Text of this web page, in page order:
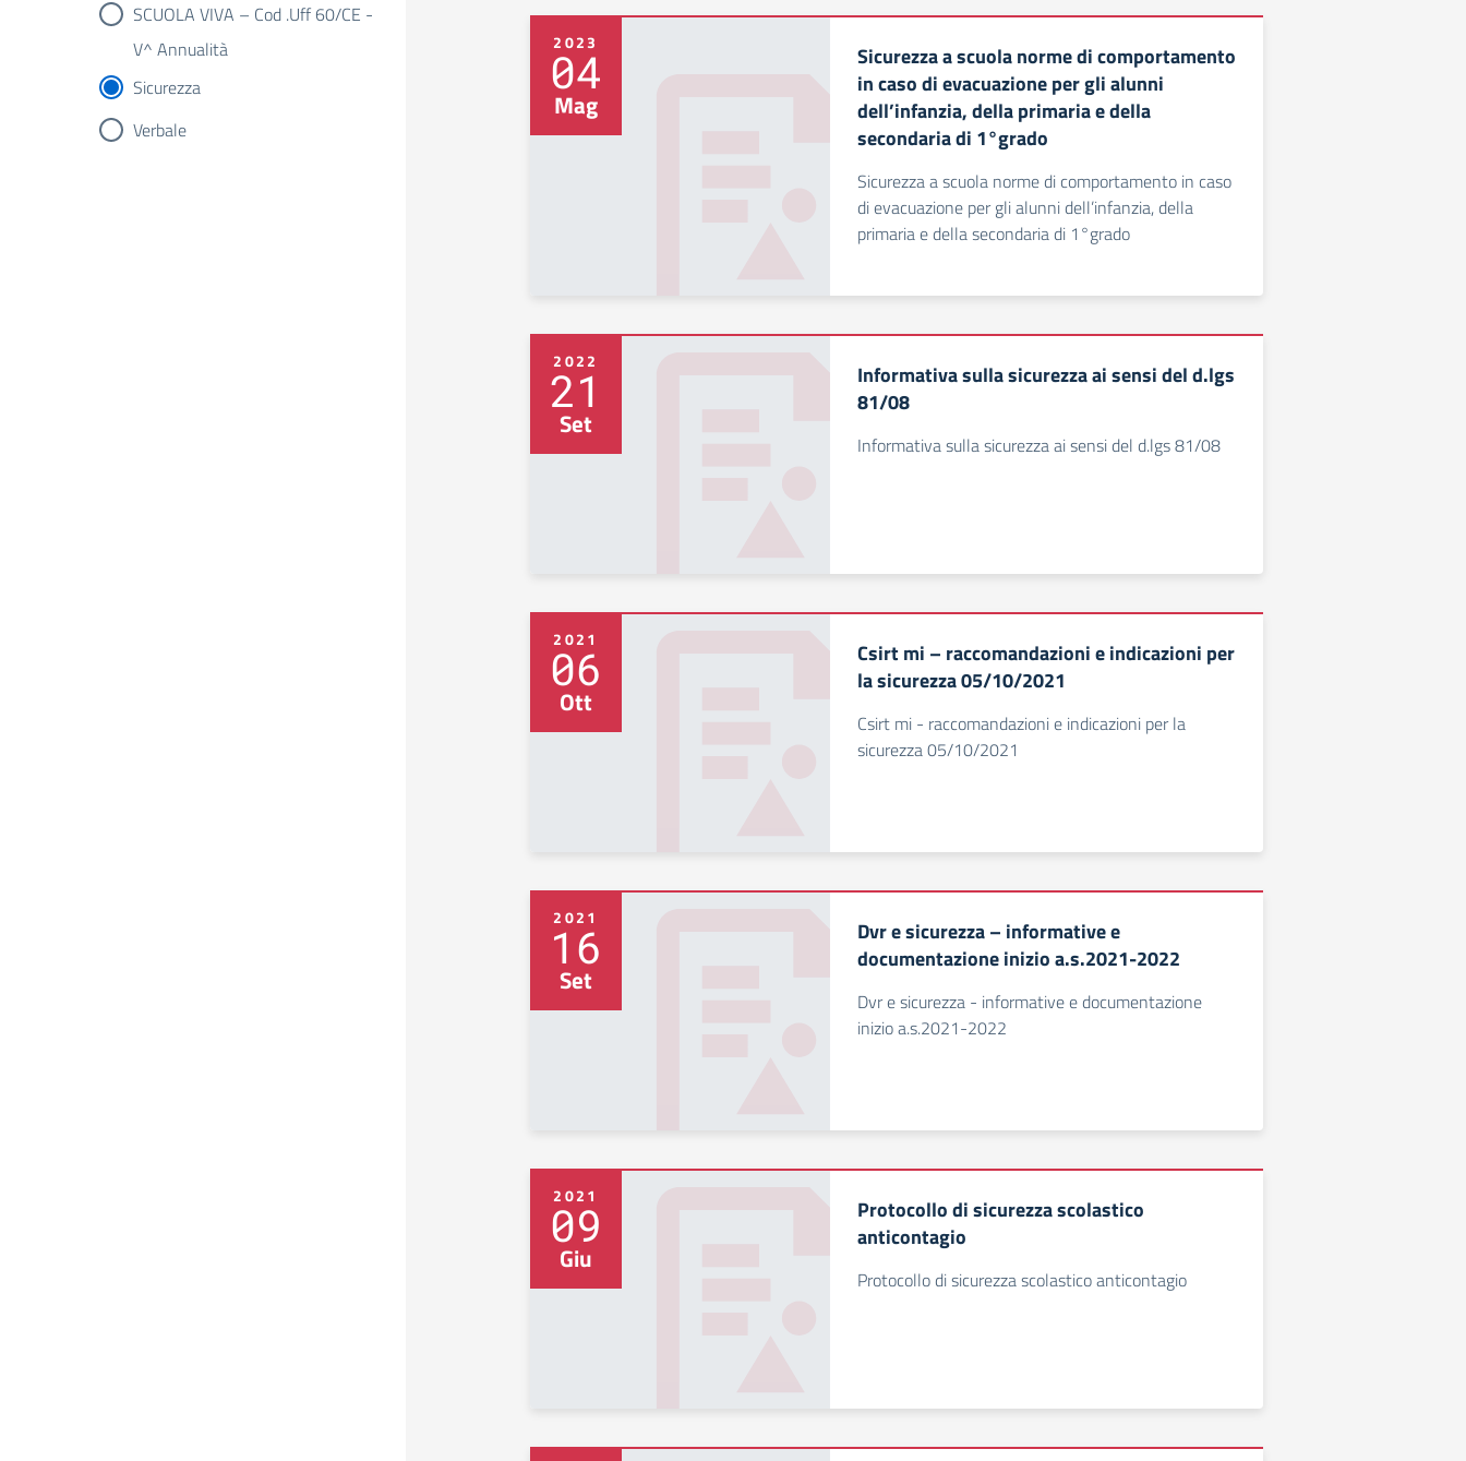
SCUOLA VIVA – Cod .Uff 60/CE -
V^ Annualità
Sicurezza
Verbale
2023
04
Mag
Sicurezza a scuola norme di comportamento
in caso di evacuazione per gli alunni
dell’infanzia, della primaria e della
secondaria di 1°grado
Sicurezza a scuola norme di comportamento in caso
di evacuazione per gli alunni dell’infanzia, della
primaria e della secondaria di 1°grado
2022
21
Set
Informativa sulla sicurezza ai sensi del d.lgs
81/08
Informativa sulla sicurezza ai sensi del d.lgs 81/08
2021
06
Ott
Csirt mi – raccomandazioni e indicazioni per
la sicurezza 05/10/2021
Csirt mi - raccomandazioni e indicazioni per la
sicurezza 05/10/2021
2021
16
Set
Dvr e sicurezza – informative e
documentazione inizio a.s.2021-2022
Dvr e sicurezza - informative e documentazione
inizio a.s.2021-2022
2021
09
Giu
Protocollo di sicurezza scolastico
anticontagio
Protocollo di sicurezza scolastico anticontagio